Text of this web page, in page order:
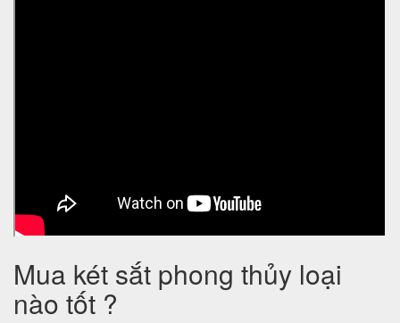
Mua két sắt phong thủy loại
nào tốt ?